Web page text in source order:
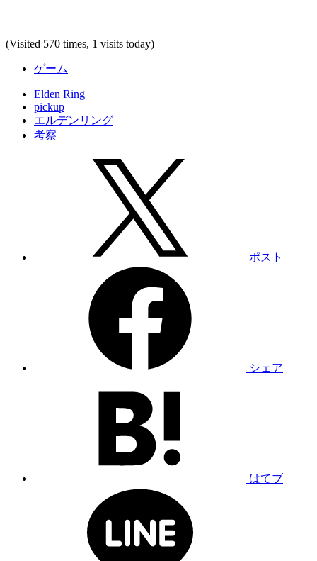
(Visited 570 times, 1 visits today)
ゲーム
Elden Ring
pickup
エルデンリング
考察
ポスト
シェア
はてブ